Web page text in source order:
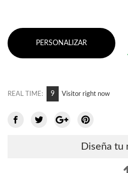
PERSONALIZAR
REAL TIME: 8 Visitor right now
Diseña tu